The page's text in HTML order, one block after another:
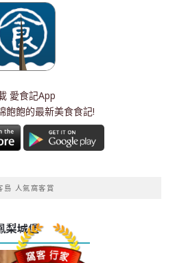
愛食記App
飽飽的最新美食食記!
島 人氣窩客賞